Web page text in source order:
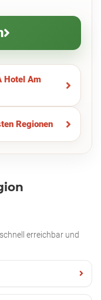
Hotel Am
Regionen
erreichbar und